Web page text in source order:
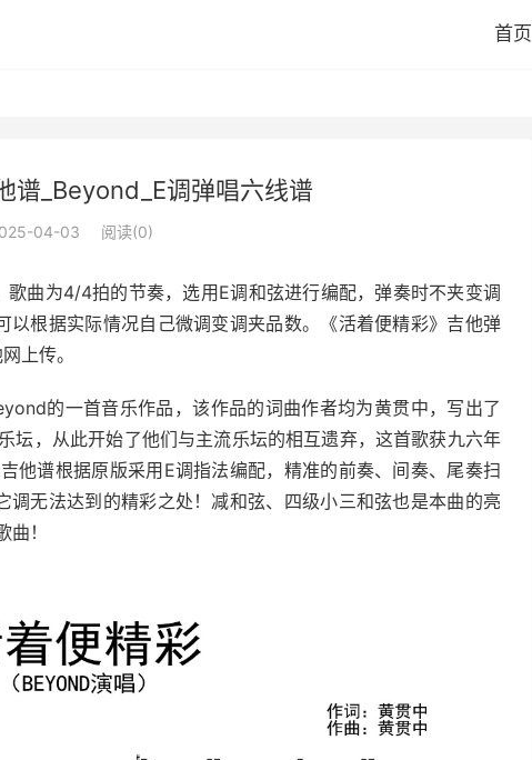
首页
谱_Beyond_E调弹唱六线谱
04-03 阅读(0)
歌曲为4/4拍的节奏，选用E调和弦进行编配，弹奏时不夹变调
以根据实际情况自己微调变调夹品数。《活着便精彩》吉他弹
上传。
的一首音乐作品，该作品的词曲作者均为黄贯中，写出了
坛，从此开始了他们与主流乐坛的相互遗弃，这首歌获九六年
他谱根据原版采用E调指法编配，精准的前奏、间奏、尾奏扫
调无法达到的精彩之处！减和弦、四级小三和弦也是本曲的亮
！